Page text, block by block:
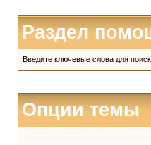
Раздел
Введите ключевые слова для
Опции темы